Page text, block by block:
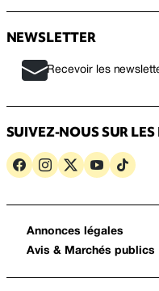
NEWSLETTER
Recevoir les
SUIVEZ-NOUS SUR LES
Annonces légales
Avis & Marchés publics